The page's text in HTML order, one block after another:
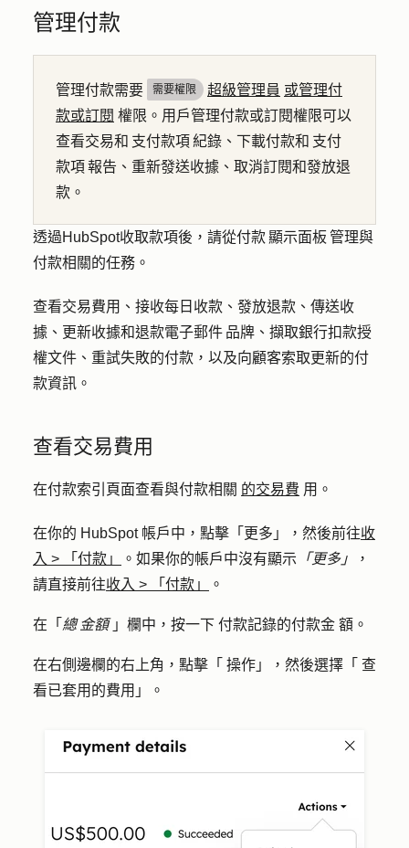
管理付款
管理付款需要 需要權限 超級管理員 或管理付
款或訂閱 權限。用戶管理付款或訂閱權限可以
查看交易和 支付款項 紀錄、下載付款和 支付
款項 報告、重新發送收據、取消訂閱和發放退
款。
透過HubSpot收取款項後，請從付款 顯示面板 管理與
付款相關的任務。
查看交易費用、接收每日收款、發放退款、傳送收
據、更新收據和退款電子郵件 品牌、擷取銀行扣款授
權文件、重試失敗的付款，以及向顧客索取更新的付
款資訊。
查看交易費用
在付款索引頁面查看與付款相關 的交易費 用。
在你的 HubSpot 帳戶中，點擊 「更多」 ，然後前往收
入 > 「付款」 。如果你的帳戶中沒有顯示 「更多」
，
請直接前往收入 > 「付款」 。
在「 總 金額」欄中，按一下 付款記錄的付款金 額。
在右側邊欄的右上角，點擊「 操作 」，然後選擇「 查
看已套用的費用 」。